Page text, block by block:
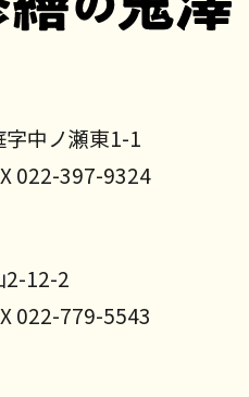
中ノ瀬東1-1
022-397-9324
2-12-2
022-779-5543